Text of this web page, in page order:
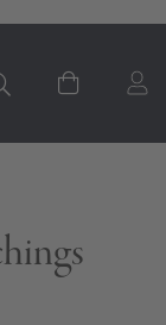
Mein